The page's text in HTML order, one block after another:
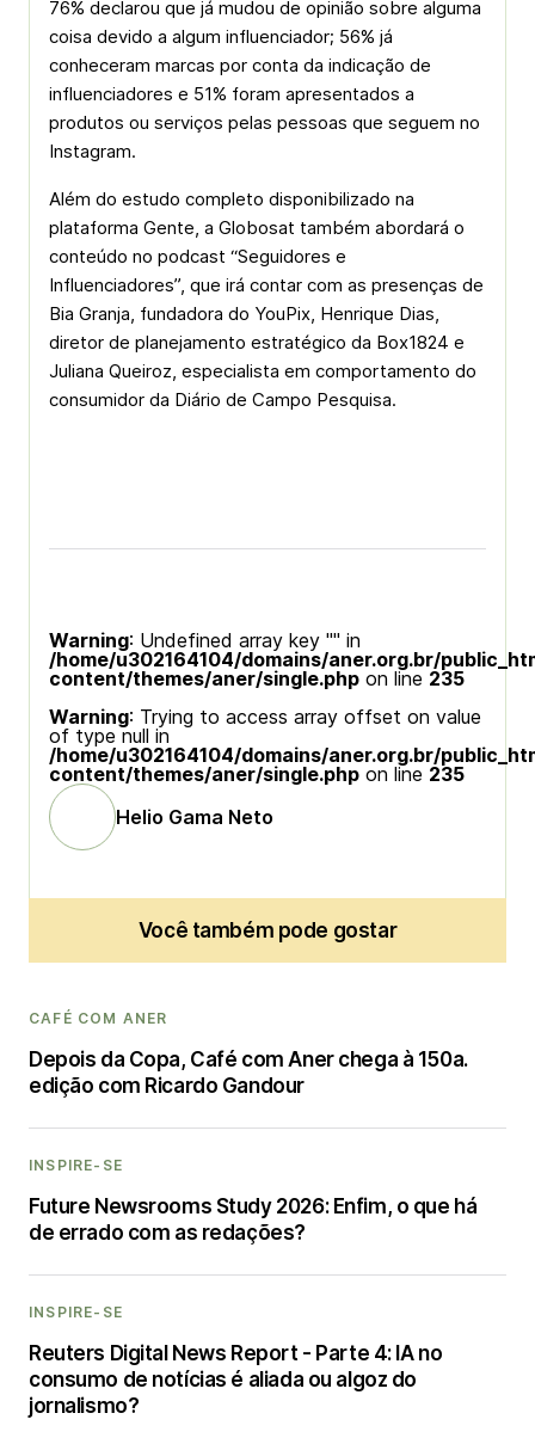
76% declarou que já mudou de opinião sobre alguma
coisa devido a algum influenciador; 56% já
conheceram marcas por conta da indicação de
influenciadores e 51% foram apresentados a
produtos ou serviços pelas pessoas que seguem no
Instagram.
Além do estudo completo disponibilizado na
plataforma Gente, a Globosat também abordará o
conteúdo no podcast “Seguidores e
Influenciadores”, que irá contar com as presenças de
Bia Granja, fundadora do YouPix, Henrique Dias,
diretor de planejamento estratégico da Box1824 e
Juliana Queiroz, especialista em comportamento do
consumidor da Diário de Campo Pesquisa.
Warning: Undefined array key "" in
/home/u302164104/domains/aner.org.br/
content/themes/aner/single.php on line 235
Warning: Trying to access array offset on value
of type null in
/home/u302164104/domains/aner.org.br/
content/themes/aner/single.php on line 235
Helio Gama Neto
Você também pode gostar
CAFÉ COM ANER
Depois da Copa, Café com Aner chega à 150a.
edição com Ricardo Gandour
INSPIRE-SE
Future Newsrooms Study 2026: Enfim, o que há
de errado com as redações?
INSPIRE-SE
Reuters Digital News Report - Parte 4: IA no
consumo de notícias é aliada ou algoz do
jornalismo?